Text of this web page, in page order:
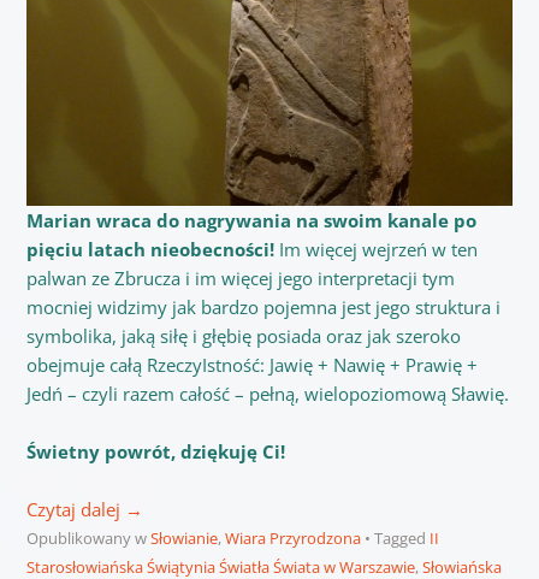
Marian wraca do nagrywania na swoim kanale po
pięciu latach nieobecności!Im więcej wejrzeń w ten
palwan ze Zbrucza i im więcej jego interpretacji tym
mocniej widzimy jak bardzo pojemna jest jego struktura i
symbolika, jaką siłę i głębię posiada oraz jak szeroko
obejmuje całą RzeczyIstność: Jawię + Nawię + Prawię +
Jedń – czyli razem całość – pełną, wielopoziomową Sławię.
Świetny powrót, dziękuję Ci!
Czytaj dalej →
Opublikowany wSłowianie,Wiara Przyrodzona Tagged II
Starosłowiańska Świątynia Światła Świata w Warszawie,Słowiańska